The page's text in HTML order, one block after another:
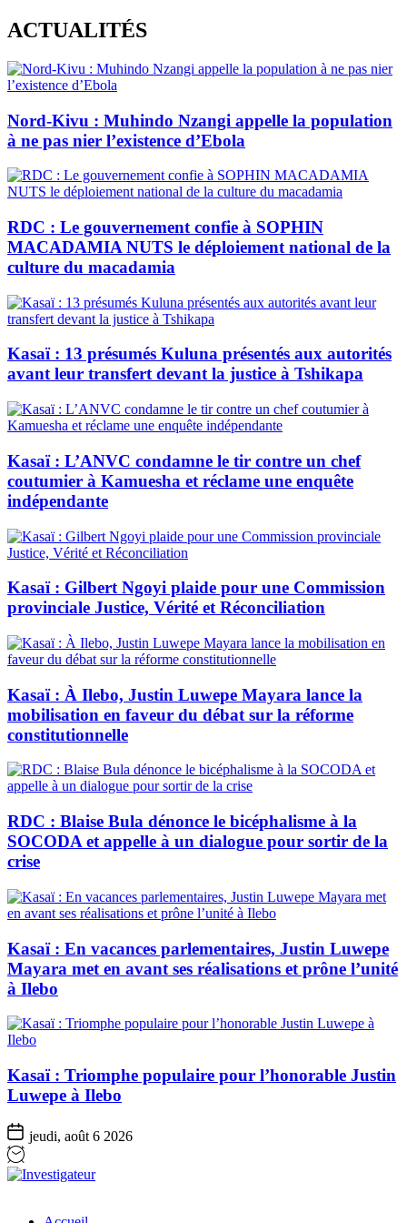
Skip
to
content
ACTUALITÉS
Nord-Kivu : Muhindo Nzangi appelle la population
à ne pas nier l’existence d’Ebola
RDC : Le gouvernement confie à SOPHIN
MACADAMIA NUTS le déploiement national de la
culture du macadamia
Kasaï : 13 présumés Kuluna présentés aux autorités
avant leur transfert devant la justice à Tshikapa
Kasaï : L’ANVC condamne le tir contre un chef
coutumier à Kamuesha et réclame une enquête
indépendante
Kasaï : Gilbert Ngoyi plaide pour une Commission
provinciale Justice, Vérité et Réconciliation
Kasaï : À Ilebo, Justin Luwepe Mayara lance la
mobilisation en faveur du débat sur la réforme
constitutionnelle
RDC : Blaise Bula dénonce le bicéphalisme à la
SOCODA et appelle à un dialogue pour sortir de la
crise
Kasaï : En vacances parlementaires, Justin Luwepe
Mayara met en avant ses réalisations et prône l’unité
à Ilebo
Kasaï : Triomphe populaire pour l’honorable Justin
Luwepe à Ilebo
jeudi, août 6 2026